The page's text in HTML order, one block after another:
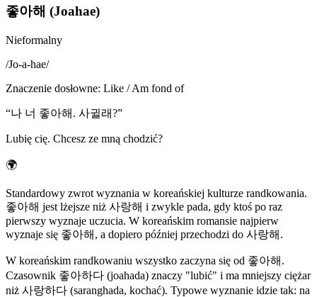
좋아해 (Joahae)
Nieformalny
/Jo-a-hae/
Znaczenie dosłowne: Like / Am fond of
“나 너 좋아해. 사귈래?”
Lubię cię. Chcesz ze mną chodzić?
🌍
Standardowy zwrot wyznania w koreańskiej kulturze randkowania.
좋아해 jest lżejsze niż 사랑해 i zwykle pada, gdy ktoś po raz
pierwszy wyznaje uczucia. W koreańskim romansie najpierw
wyznaje się 좋아해, a dopiero później przechodzi do 사랑해.
W koreańskim randkowaniu wszystko zaczyna się od 좋아해.
Czasownik 좋아하다 (joahada) znaczy "lubić" i ma mniejszy ciężar
niż 사랑하다 (saranghada, kochać). Typowe wyznanie idzie tak: na